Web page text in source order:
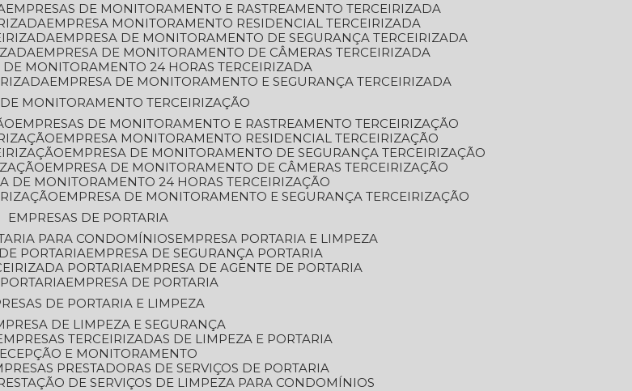
EMPRESAS DE MONITORAMENTO E RASTREAMENTO TERCEIRIZADA
EMPRESA MONITORAMENTO RESIDENCIAL TERCEIRIZADA
EMPRESA DE MONITORAMENTO DE SEGURANÇA TERCEIRIZADA
EMPRESA DE MONITORAMENTO DE CÂMERAS TERCEIRIZADA
DE MONITORAMENTO 24 HORAS TERCEIRIZADA
EMPRESA DE MONITORAMENTO E SEGURANÇA TERCEIRIZADA
DE MONITORAMENTO TERCEIRIZAÇÃO
EMPRESAS DE MONITORAMENTO E RASTREAMENTO TERCEIRIZAÇÃO
EMPRESA MONITORAMENTO RESIDENCIAL TERCEIRIZAÇÃO
EMPRESA DE MONITORAMENTO DE SEGURANÇA TERCEIRIZAÇÃO
EMPRESA DE MONITORAMENTO DE CÂMERAS TERCEIRIZAÇÃO
DE MONITORAMENTO 24 HORAS TERCEIRIZAÇÃO
EMPRESA DE MONITORAMENTO E SEGURANÇA TERCEIRIZAÇÃO
EMPRESAS DE PORTARIA
PARA CONDOMÍNIOS
EMPRESA PORTARIA E LIMPEZA
PORTARIA
EMPRESA DE SEGURANÇA PORTARIA
PORTARIA
EMPRESA DE AGENTE DE PORTARIA
PORTARIA
EMPRESA DE PORTARIA
DE PORTARIA E LIMPEZA
DE LIMPEZA E SEGURANÇA
EMPRESAS TERCEIRIZADAS DE LIMPEZA E PORTARIA
E MONITORAMENTO
PRESTADORAS DE SERVIÇOS DE PORTARIA
DE SERVIÇOS DE LIMPEZA PARA CONDOMÍNIOS